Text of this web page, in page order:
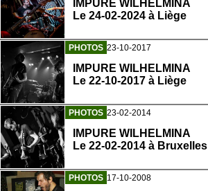
IMPURE WILHELMINA
Le 24-02-2024 à Liège
PHOTOS 23-10-2017
IMPURE WILHELMINA
Le 22-10-2017 à Liège
PHOTOS 23-02-2014
IMPURE WILHELMINA
Le 22-02-2014 à Bruxelles
PHOTOS 17-10-2008